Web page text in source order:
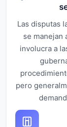
Las disputas
se manejan
involucra a
pero